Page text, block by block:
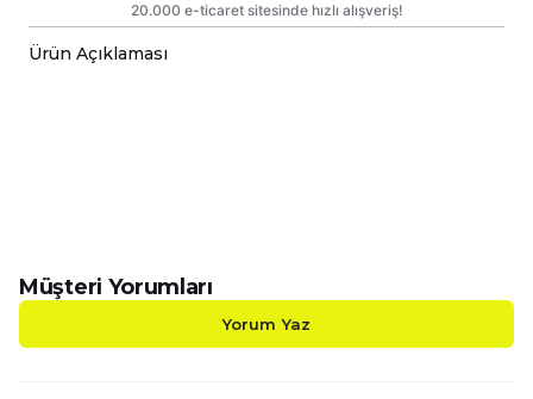
Ürün Açıklaması
yaşam alanınıza estetik katan bu inovatif ürün,
üç kenarındaki fermuarlarıaçıldığında anında
110x170cm tek kişilik Wellsoft battaniye ve TV
battaniyesine dönüşür. Bu sayede, tek bir
Müşteri Yorumları
Yorum Yaz